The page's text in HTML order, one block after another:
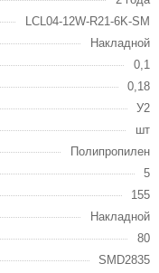
LCL04-12W-R21-6K-SM
Накладной
0,1
0,18
У2
шт
Полипропилен
5
155
Накладной
80
SMD2835